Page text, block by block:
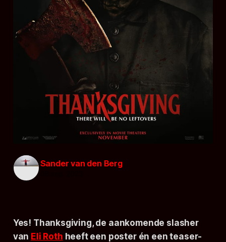
Sander van den Berg
Yes! Thanksgiving, de aankomende slasher
van Eli Roth heeft een poster én een teaser-